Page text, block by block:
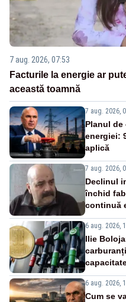
7 aug. 2026, 07:53
Facturile la energie ar
această toamnă
7 aug. 2026,
Planul de
energiei:
aplică
7 aug. 2026,
Declinul
închid
continuă
6 aug. 2026,
Ilie
6 aug. 2026,
Cum se